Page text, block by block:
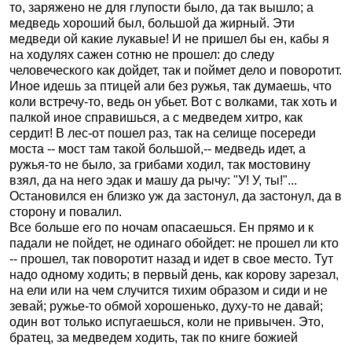
то, заряжено не для глупости было, да так вышло; а
медведь хороший был, большой да жирный. Эти
медведи ой какие лукавые! И не пришел бы ен, кабы я
на ходулях сажен сотню не прошел: до следу
человеческого как дойдет, так и поймет дело и поворотит.
Иное идешь за птицей али без ружья, так думаешь, что
коли встречу-то, ведь он убьет. Вот с волками, так хоть и
палкой иное справишься, а с медведем хитро, как
сердит! В лес-от пошел раз, так на селище посереди
моста -- мост там такой большой,-- медведь идет, а
ружья-то не было, за грибами ходил, так мостовину
взял, да на него эдак и машу да рычу: "У! У, ты!"...
Остановился ен близко уж да застонул, да застонул, да в
сторону и повалил.
Все больше его по ночам опасаешься. Ен прямо и к
падали не пойдет, не одинаго обойдет: не прошел ли кто
-- прошел, так поворотит назад и идет в свое место. Тут
надо одному ходить; в первый день, как корову зарезал,
на ели или на чем случится тихим образом и сиди и не
зевай; ружье-то обмой хорошенько, духу-то не давай;
один вот только испугаешься, коли не привычен. Это,
братец, за медведем ходить, так по книге божией